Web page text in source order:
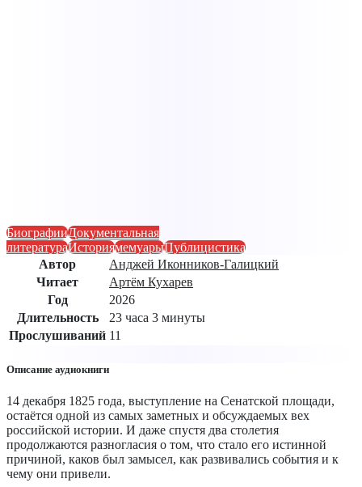
БиографииДокументальная
литератураИсториямемуарыПублицистика
Автор
Анджей Иконников-Галицкий
Читает
Артём Кухарев
Год
2026
Длительность
23 часа 3 минуты
Прослушиваний 11
Описание аудиокниги
14 декабря 1825 года, выступление на Сенатской площади,
остаётся одной из самых заметных и обсуждаемых вех
российской истории. И даже спустя два столетия
продолжаются разногласия о том, что стало его истинной
причиной, каков был замысел, как развивались события и к
чему они привели.